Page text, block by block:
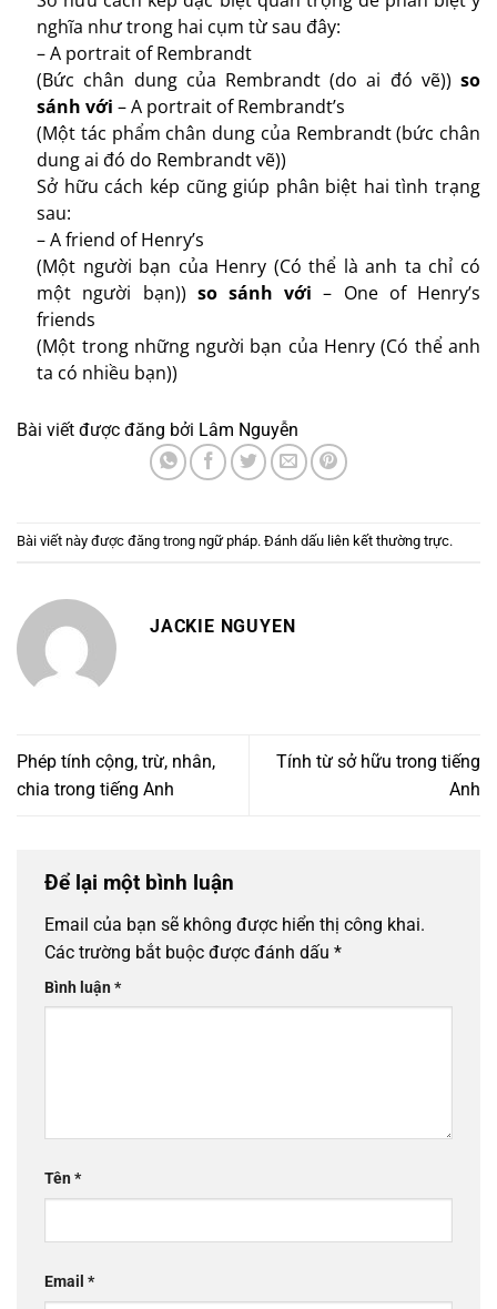
nghĩa như trong hai cụm từ sau đây:
– A portrait of Rembrandt
(Bức chân dung của Rembrandt (do ai đó vẽ)) so
sánh với – A portrait of Rembrandt’s
(Một tác phẩm chân dung của Rembrandt (bức chân
dung ai đó do Rembrandt vẽ))
Sở hữu cách kép cũng giúp phân biệt hai tình trạng
sau:
– A friend of Henry’s
(Một người bạn của Henry (Có thể là anh ta chỉ có
một người bạn)) so sánh với – One of Henry’s
friends
(Một trong những người bạn của Henry (Có thể anh
ta có nhiều bạn))
Bài viết được đăng bởi Lâm Nguyễn
Bài viết này được đăng trong ngữ pháp. Đánh dấu liên kết thường trực.
JACKIE NGUYEN
Phép tính cộng, trừ, nhân,
chia trong tiếng Anh
Tính từ sở hữu trong tiếng
Anh
Để lại một bình luận
Email của bạn sẽ không được hiển thị công khai.
Các trường bắt buộc được đánh dấu *
Bình luận*
Tên*
Email *